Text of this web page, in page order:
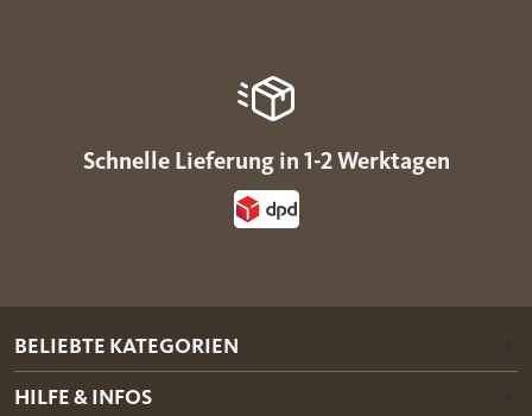
Schnelle Lieferung in 1-2 Werktagen
BELIEBTE KATEGORIEN
HILFE & INFOS